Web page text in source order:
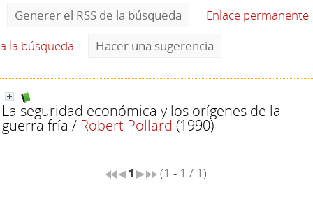
Generer el RSS de la búsqueda
Enlace permanente
a la búsqueda
Hacer una sugerencia
La seguridad económica y los orígenes de la
guerra fría / Robert Pollard (1990)
1 (1 - 1 / 1)